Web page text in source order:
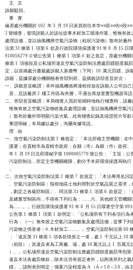
    主    文
訴願駁回。
    事    實
緣原處分機關於 102  年 3  月 19 日派員前往本市○○區○○街○段○○
2 號稽查，發現訴願人於該址從事木材加工噴漆作業，惟無有效
處理設備，並以抽風機將空氣污染物（粒狀污染物）散布於廠外
法第 31 條第 1  項第 6  款及行政院環境保護署 91 年 8  月 15 日
910056279 Ｄ號公告第 1  條第 1  項第 4  款之規定，原處分機關
條第 1  項後段及公私場所違反空氣污染防制法應處罰鍰額度裁
定，以首揭處分書裁處訴願人新臺幣（下同）10  萬元罰鍰。訴
訴願，茲據原處分機關檢卷答辯到府。茲摘敘訴辯意旨於次：
一、訴願意旨略謂：本件抽風機係將漆粉排放在訴願人公司自
居，且該廠房 2  樓工作區為夾層，不適合再放置重型機器等語
二、答辯意旨略謂：本局稽查人員於前揭時地執行稽查時，該廠
惟無有效之空氣污染物收集及處理設備，並以抽風機將空氣
）散布於廠外而明顯污染大氣，此有稽查紀錄及採證照片等
    事證明確，本局據以處分，洵屬有據等語。
    理    由
一、按空氣污染防制法第 3  條規定：「本法所稱主管機關：在
護署；在直轄市為直轄市政府；在縣（市）為縣（巿）政府
年 1  月 19 日北府環秘字第 1000005770 號公告：「主旨：
污染防制法…所定主管機關權限，劃分予本府環境保護局執行
    」
二、次按空氣污染防制法第 2  條第 7  款規定：「本法專用名
、空氣污染防制區：指視地區土地利用對於空氣品質之需求
，劃定之各級防制區」、同法第 31 條第 1  項第 6  款規定：
及總量管制區內，不得有下列行為：……六、其他經主管機
為……。」行政院環境保護署 91 年 8  月 15 日環署空字第
公告第 1  條第 1  項第 1  款明定：「公私場所有下列各項行
行為：（一）無有效之空氣污染物數集及處理設備，從事下
污染物之情形者：4. 木材加工……。」空氣污染防制法第 60 條
：「違反第 31 條第 1  項各款情形之一者，處 5  千元以上 10
（前段）；其違反者為工商廠、場，處 10 萬元以上 1  百萬
）。」公私場所違反空氣污染防制法應處罰鍰額度裁罰準則第
違反本法各處罰條款，除本法另有規定者外，以附表所列之
鍰」，該附表則明定：個案污染程度為 A （A＝1.0～3.0，由